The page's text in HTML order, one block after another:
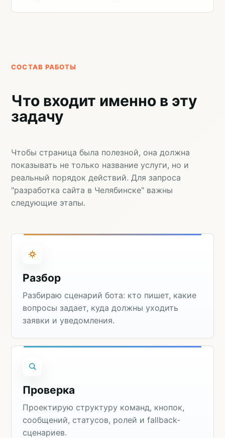
СОСТАВ РАБОТЫ
Что входит именно в эту
задачу
Чтобы страница была полезной, она должна
показывать не только название услуги, но и
реальный порядок действий. Для запроса
"разработка сайта в Челябинске" важны
следующие этапы.
Разбор
Разбираю сценарий бота: кто пишет, какие
вопросы задает, куда должны уходить
заявки и уведомления.
Проверка
Проектирую структуру команд, кнопок,
сообщений, статусов, ролей и fallback-
сценариев.